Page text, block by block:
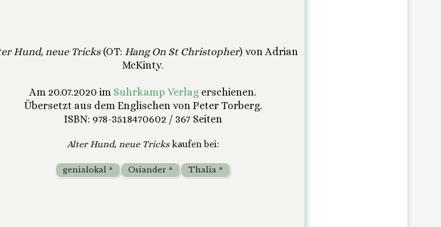
Hund, neue Tricks(OT: Hang On St Christopher) von Adrian
McKinty.
Am 20.07.2020 im Suhrkamp Verlag erschienen.
Übersetzt aus dem Englischen von Peter Torberg.
ISBN: 978-3518470602 / 367 Seiten
Alter Hund, neue Trickskaufen bei:
Thalia *
Osiander *
genialokal *